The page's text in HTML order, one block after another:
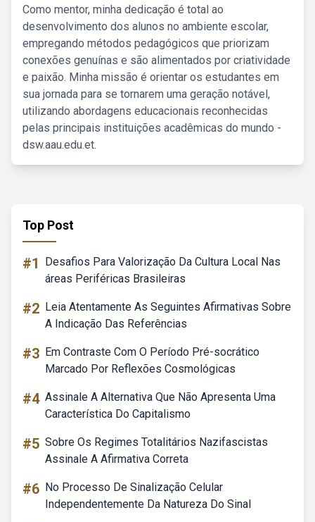
Como mentor, minha dedicação é total ao
desenvolvimento dos alunos no ambiente escolar,
empregando métodos pedagógicos que priorizam
conexões genuínas e são alimentados por criatividade
e paixão. Minha missão é orientar os estudantes em
sua jornada para se tornarem uma geração notável,
utilizando abordagens educacionais reconhecidas
pelas principais instituições acadêmicas do mundo -
dsw.aau.edu.et.
Top Post
#1
Desafios Para Valorização Da Cultura Local Nas
áreas Periféricas Brasileiras
#2 Leia Atentamente As Seguintes Afirmativas Sobre
A Indicação Das Referências
#3 Em Contraste Com O Período Pré-socrático
Marcado Por Reflexões Cosmológicas
#4 Assinale A Alternativa Que Não Apresenta Uma
Característica Do Capitalismo
#5 Sobre Os Regimes Totalitários Nazifascistas
Assinale A Afirmativa Correta
#6 No Processo De Sinalização Celular
Independentemente Da Natureza Do Sinal